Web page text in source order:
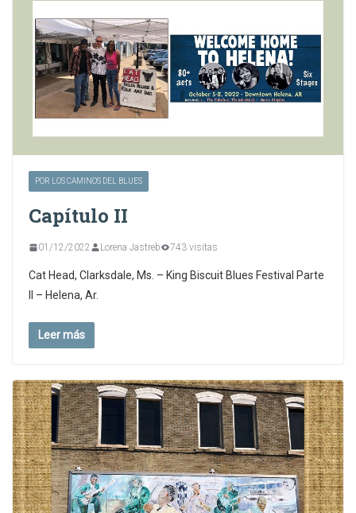
POR LOS CAMINOS DEL BLUES
Capítulo II
01/12/2022 Lorena Jastreb 743 visitas
Cat Head, Clarksdale, Ms. – King Biscuit Blues Festival Parte
II – Helena, Ar.
Leer más